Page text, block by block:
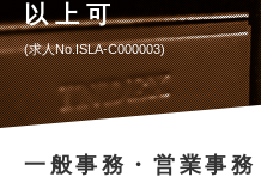
以上可
求人No.ISLA-C000003
一般事務・営業事務